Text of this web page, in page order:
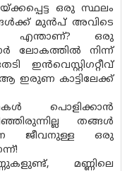
ഒരു സ്ഥലം
മുൻപ് അവിടെ
എന്താണ്? ഒരു
ലോകത്തിൽ നിന്ന്
ഇൻവെസ്റ്റിഗറ്റീവ്
ഇരുണ കാട്ടിലേക്ക്
പൊളിക്കാൻ
തങ്ങൾ
ജീവനുള്ള ഒരു
മണ്ണിലെ